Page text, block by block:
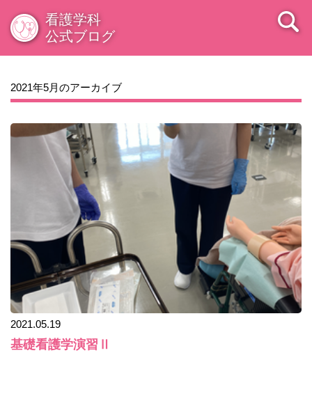
看護学科
公式ブログ
2021年5月のアーカイブ
2021.05.19
基礎看護学演習Ⅱ